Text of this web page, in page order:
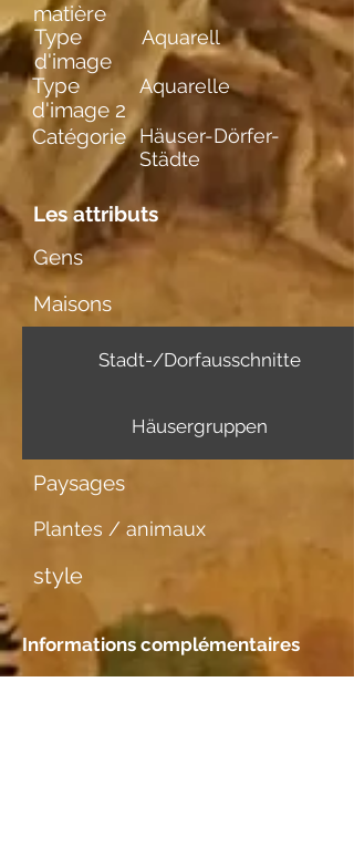
Type
d'image
Aquarell
Type
d'image 2
Aquarelle
Catégorie
Häuser-Dörfer-
Städte
Les attributs
Gens
Maisons
Stadt-/Dorfausschnitte
Häusergruppen
Paysages
Plantes / animaux
style
Informations complémentaires
matière